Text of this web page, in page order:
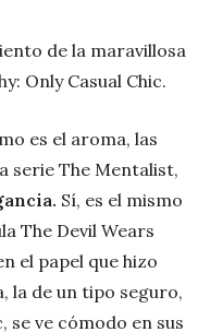
de la maravillosa
Only Casual Chic.
es el aroma, las
serie The Mentalist,
Sí, es el mismo
The Devil Wears
el papel que hizo
la de un tipo seguro,
se ve cómodo en sus